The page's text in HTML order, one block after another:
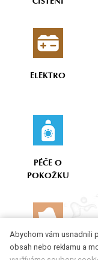
ELEKTRO
PÉČE O
POKOŽKU
SORBENTY
Abychom vám usnadnili
obsah nebo reklamu a